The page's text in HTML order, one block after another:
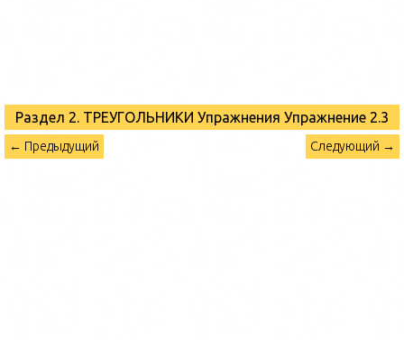
Раздел 2. ТРЕУГОЛЬНИКИ Упражнения Упражнение 2.3
← Предыдущий Следующий →